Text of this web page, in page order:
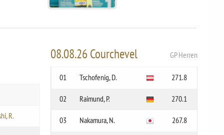
R.
08.08.26 Courchevel GP Herren
01 Tschofenig, D. 271.8
02 Raimund, P. 270.1
03 Nakamura, N. 267.8